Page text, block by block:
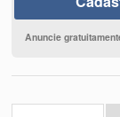
Anuncie